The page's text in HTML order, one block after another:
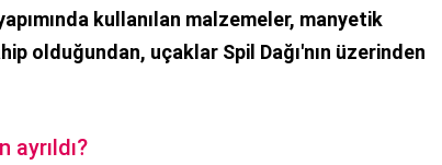
kullanılan malzemeler, manyetik
olduğundan, uçaklar Spil Dağı'nın üzerinden
ayrıldı?